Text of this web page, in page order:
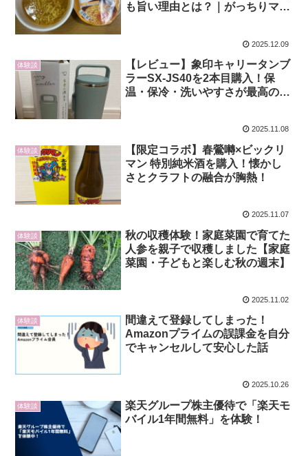
も旨い理由とは？｜がっちりマン
2025.12.09
体験談
【レビュー】象印キャリータンブ
ラーSX-JS40を2本目購入！保
温・保冷・洗いやすさが最高の水
2025.11.08
体験談
【限定コラボ】春鶯囀×ビックリ
マン 特別純米酒を購入！懐かし
さとクラフトの融合が胸熱！
2025.11.07
体験談
秋の収穫体験！家庭菜園で育てた
人参を親子で収穫しました【家庭
菜園・子どもと楽しむ秋の週末】
2025.11.02
体験談
間違えて登録してしまった！
Amazonプライムの誤課金を自分
でキャンセルして安心した話
2025.10.26
体験談
楽天グループ株主優待で「楽天モ
バイル1年間無料」を体験！